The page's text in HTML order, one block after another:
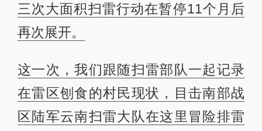
三次大面积扫雷行动在暂停11个月后
再次展开。
这一次，我们跟随扫雷部队一起记录
在雷区刨食的村民现状，目击南部战
区陆军云南扫雷大队在这里冒险排雷